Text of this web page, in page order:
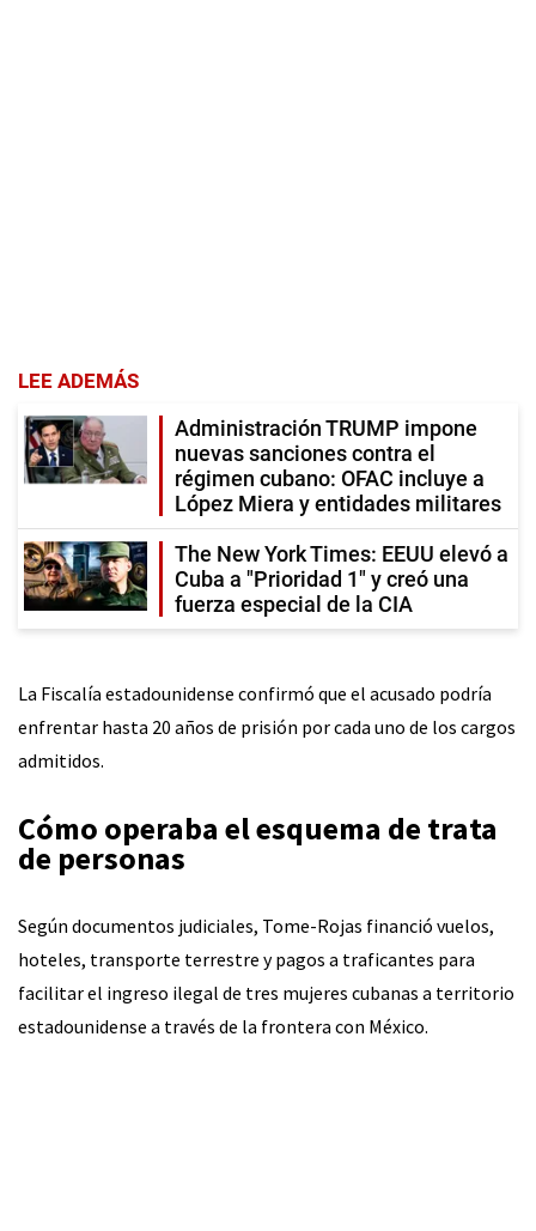
LEE ADEMÁS
Administración TRUMP impone
nuevas sanciones contra el
régimen cubano: OFAC incluye a
López Miera y entidades militares
The New York Times: EEUU elevó a
Cuba a "Prioridad 1" y creó una
fuerza especial de la CIA
La Fiscalía estadounidense confirmó que el acusado podría
enfrentar hasta 20 años de prisión por cada uno de los cargos
admitidos.
Cómo operaba el esquema de trata
de personas
Según documentos judiciales, Tome-Rojas financió vuelos,
hoteles, transporte terrestre y pagos a traficantes para
facilitar el ingreso ilegal de tres mujeres cubanas a territorio
estadounidense a través de la frontera con México.